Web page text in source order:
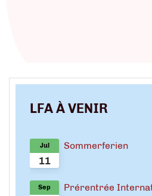
LFA À VENIR
11
Jul Sommerferien
Sep Prérentrée